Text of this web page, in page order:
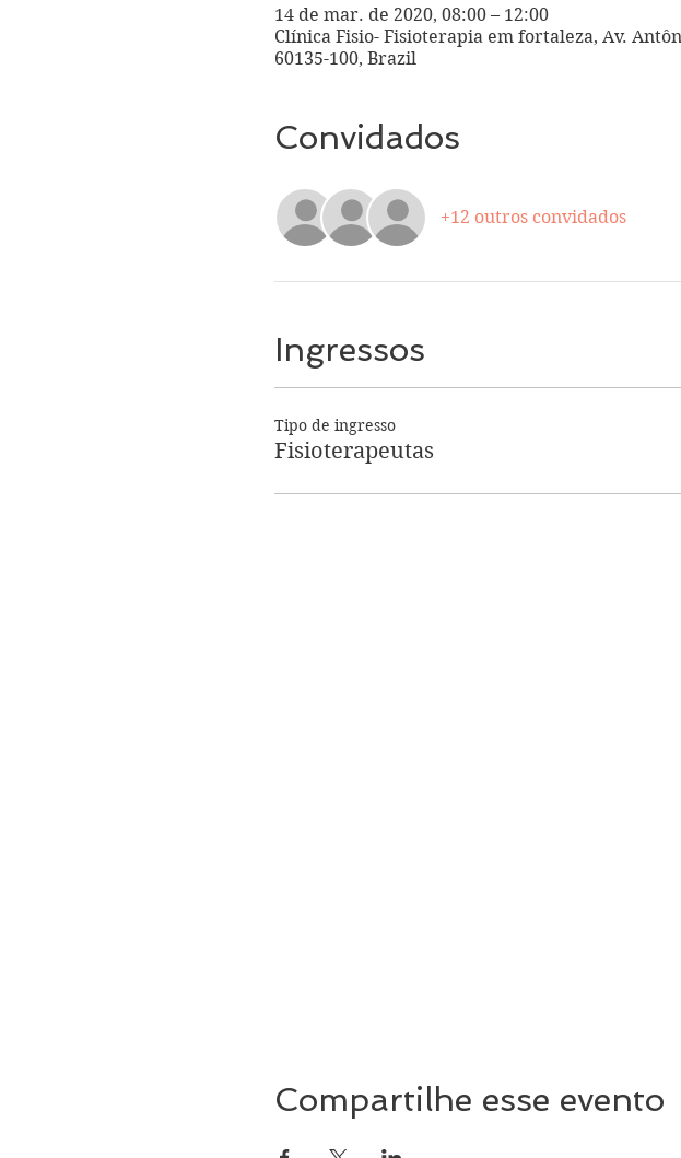
14 de mar. de 2020, 08:00 – 12:00
Clínica Fisio- Fisioterapia em fortaleza, Av.
60135-100, Brazil
Convidados
+12 outros convidados
Ingressos
Tipo de ingresso
Fisioterapeutas
Compartilhe esse evento